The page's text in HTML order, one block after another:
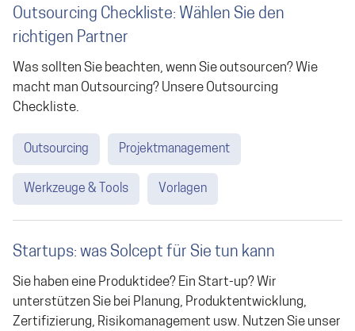
Outsourcing Checkliste: Wählen Sie den
richtigen Partner
Was sollten Sie beachten, wenn Sie outsourcen? Wie
macht man Outsourcing? Unsere Outsourcing
Checkliste.
Outsourcing Projektmanagement
Werkzeuge & Tools Vorlagen
Startups: was Solcept für Sie tun kann
Sie haben eine Produktidee? Ein Start-up? Wir
unterstützen Sie bei Planung, Produktentwicklung,
Zertifizierung, Risikomanagement usw. Nutzen Sie unser